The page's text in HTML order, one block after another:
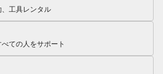
工具レンタル
ての人をサポート